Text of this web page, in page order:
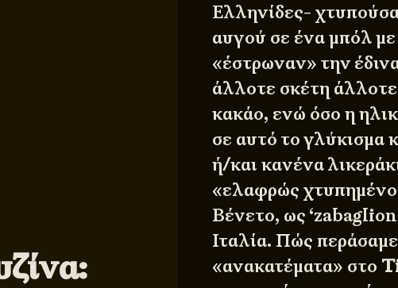
Ελληνίδες-
αυγού σε ένα μπόλ
«έστρωναν» την
άλλοτε σκέτη
κακάο, ενώ όσο η
σε αυτό το γλύκισμα
ή/και κανένα
«ελαφρώς
Βένετο, ως
Ιταλία. Πώς
«ανακατέματα» στο